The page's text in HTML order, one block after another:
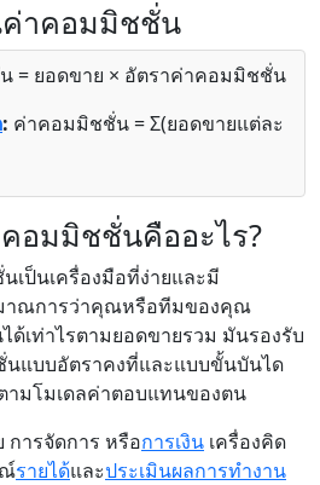
าคอมมิชชั่น
= ยอดขาย × อัตราค่าคอมมิชชั่น
: ค่าคอมมิชชั่น = Σ(ยอดขายแต่ละ
อมมิชชั่นคืออะไร?
เป็นเครื่องมือที่ง่ายและมี
าณการว่าคุณหรือทีมของคุณ
เท่าไรตามยอดขายรวม มันรองรับ
แบบอัตราคงที่และแบบขั้นบันได
ามโมเดลค่าตอบแทนของตน
ารจัดการ หรือการเงิน เครื่องคิด
รายได้และประเมินผลการทำงาน